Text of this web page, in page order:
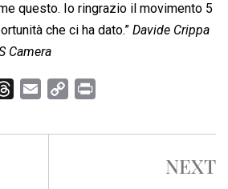
questo. Io ringrazio il movimento 5
che ci ha dato.” Davide Crippa
Camera
r
a
p
i
NEXT